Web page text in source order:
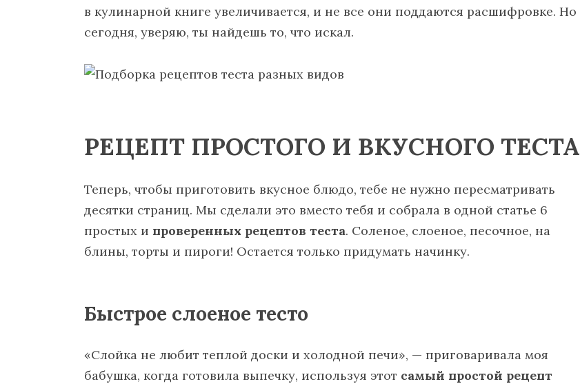
в кулинарной книге увеличивается, и не все они поддаются расшифровке. Но
сегодня, уверяю, ты найдешь то, что искал.
РЕЦЕПТ ПРОСТОГО И ВКУСНОГО ТЕСТА
Теперь, чтобы приготовить вкусное блюдо, тебе не нужно пересматривать
десятки страниц. Мы сделали это вместо тебя и собрала в одной статье 6
простых и проверенных рецептов теста. Соленое, слоеное, песочное, на
блины, торты и пироги! Остается только придумать начинку.
Быстрое слоеное тесто
«Слойка не любит теплой доски и холодной печи», — приговаривала моя
бабушка, когда готовила выпечку, используя этот самый простой рецепт